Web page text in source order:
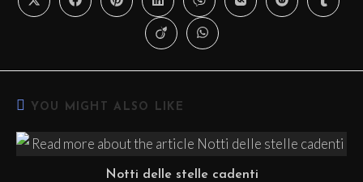
YOU MIGHT ALSO LIKE
Notti delle stelle cadenti